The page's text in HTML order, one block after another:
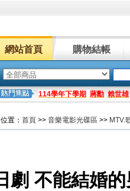
網站首頁 購物結帳
114學年下學期 蔣勳 賴世雄
置： 首頁 >> 音樂電影光碟區 >> MTV.
劇 不能結婚